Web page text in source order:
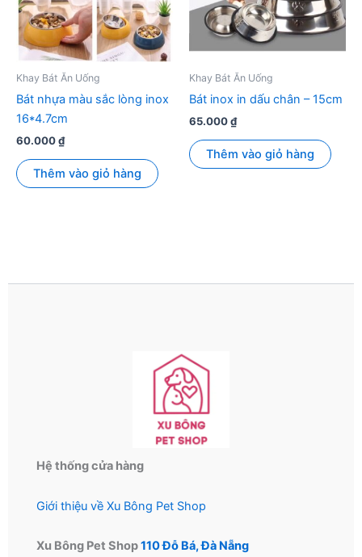
Khay Bát Ăn Uống
Bát nhựa màu sắc lòng inox
16*4.7cm
60.000₫
Thêm vào giỏ hàng
Khay Bát Ăn Uống
Bát inox in dấu chân – 15cm
65.000₫
Thêm vào giỏ hàng
Hệ thống cửa hàng
Giới thiệu về Xu Bông Pet Shop
Xu Bông Pet Shop110 Đỗ Bá, Đà Nẵng